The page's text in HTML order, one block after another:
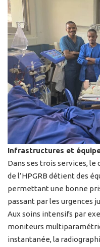
Infrastructures et
Dans ses trois services,
de l’HPGRB détient des
permettant une bonne
passant par les urgences
Aux soins intensifs par
moniteurs
instantanée, la